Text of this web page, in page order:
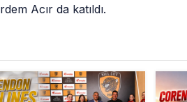
Acır da katıldı.